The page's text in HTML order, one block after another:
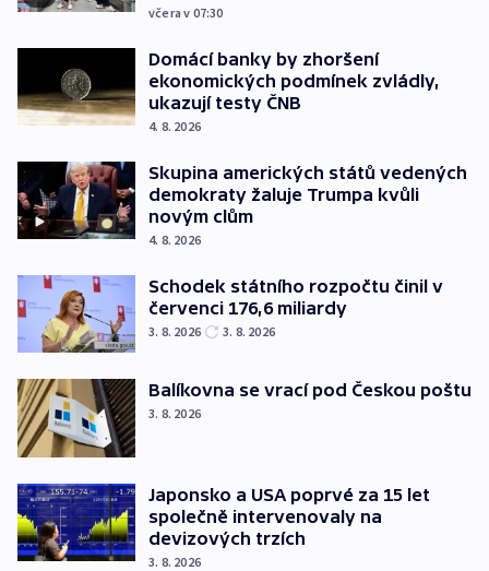
včera v 07:30
Domácí banky by zhoršení
ekonomických podmínek zvládly,
ukazují testy ČNB
4. 8. 2026
Skupina amerických států vedených
demokraty žaluje Trumpa kvůli
novým clům
4. 8. 2026
Schodek státního rozpočtu činil v
červenci 176,6 miliardy
3. 8. 2026 3. 8. 2026
Balíkovna se vrací pod Českou poštu
3. 8. 2026
Japonsko a USA poprvé za 15 let
společně intervenovaly na
devizových trzích
3. 8. 2026